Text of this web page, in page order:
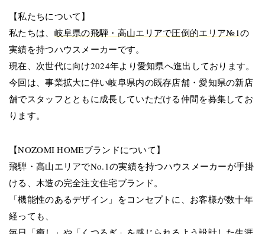
【私たちについて】
私たちは、 岐阜県の飛騨・高山エリアで圧倒的エリア№1の
実績を持つハウスメーカーです。
現在、次世代に向け2024年より愛知県へ進出しております。
今回は、事業拡大に伴い岐阜県内の既存店舗・愛知県の新店
舗でスタッフとともに成長していただける仲間を募集してお
ります。
【NOZOMI HOMEブランドについて】
飛騨・高山エリアでNo.1の実績を持つハウスメーカーが手掛
ける、木造の完全注文住宅ブランド。
「機能性のあるデザイン」をコンセプトに、お客様が数十年
経っても​、